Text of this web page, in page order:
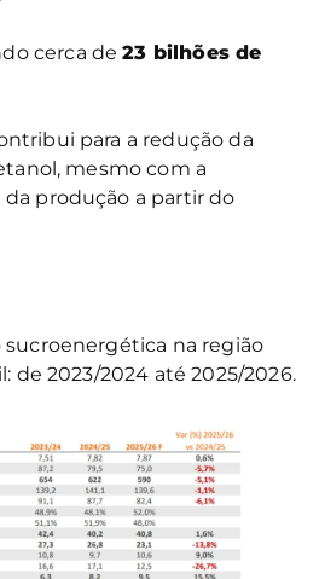
cerca de23 bilhões de
para a redução da
mesmo com a
produção a partir do
sucroenergética na região
de 2023/2024 até 2025/2026.